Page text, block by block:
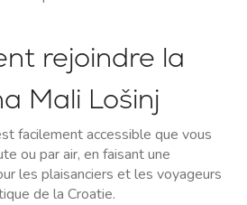
rejoindre la
Mali Lošinj
facilement accessible que vous
ou par air, en faisant une
les plaisanciers et les voyageurs
de la Croatie.